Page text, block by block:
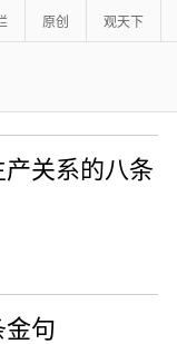
原创 观天下
产关系的八条
金句